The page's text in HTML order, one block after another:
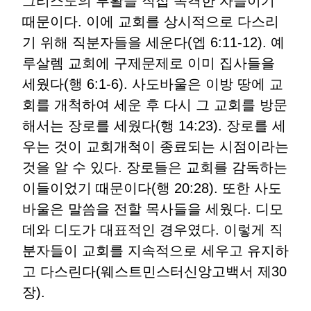
때문이다. 이에 교회를 상시적으로 다스리
기 위해 직분자들을 세운다(엡 6:11-12). 예
루살렘 교회에 구제문제로 이미 집사들을
세웠다(행 6:1-6). 사도바울은 이방 땅에 교
회를 개척하여 세운 후 다시 그 교회를 방문
해서는 장로를 세웠다(행 14:23). 장로를 세
우는 것이 교회개척이 종료되는 시점이라는
것을 알 수 있다. 장로들은 교회를 감독하는
이들이었기 때문이다(행 20:28). 또한 사도
바울은 말씀을 전할 목사들을 세웠다. 디모
데와 디도가 대표적인 경우였다. 이렇게 직
분자들이 교회를 지속적으로 세우고 유지하
고 다스린다(웨스트민스터신앙고백서 제30
장).